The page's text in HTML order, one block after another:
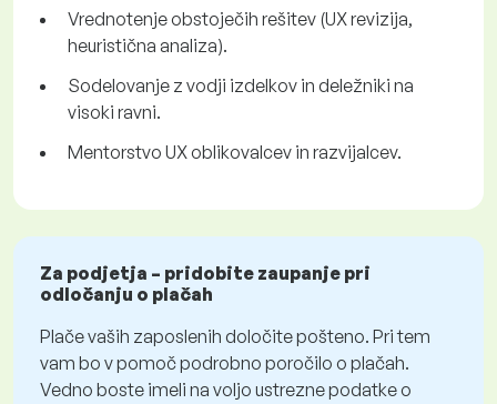
Vrednotenje obstoječih rešitev (UX revizija,
heuristična analiza).
Sodelovanje z vodji izdelkov in deležniki na
visoki ravni.
Mentorstvo UX oblikovalcev in razvijalcev.
Za podjetja – pridobite zaupanje pri
odločanju o plačah
Plače vaših zaposlenih določite pošteno. Pri tem
vam bo v pomoč podrobno poročilo o plačah.
Vedno boste imeli na voljo ustrezne podatke o